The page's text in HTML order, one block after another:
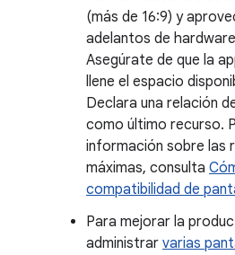
(más de 16:9) y
adelantos de
Asegúrate de que la
llene el espacio
Declara una relación
como último recurso.
información sobre las
máximas, consulta
compatibilidad de
Para mejorar la
administrar varias